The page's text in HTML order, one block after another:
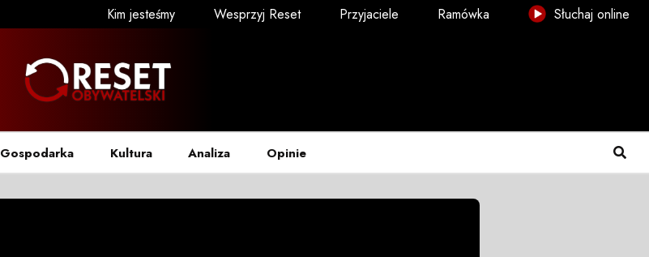
Kim jesteśmy Wesprzyj Reset Przyjaciele Ramówka Słuchaj online
Gospodarka Kultura Analiza Opinie